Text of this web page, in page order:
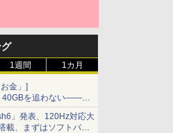
1週間 1カ月
金」]
40GBを追わない――単
安さと1年限定の注意
」発表、120Hz対応大
載、まずはソフトバン